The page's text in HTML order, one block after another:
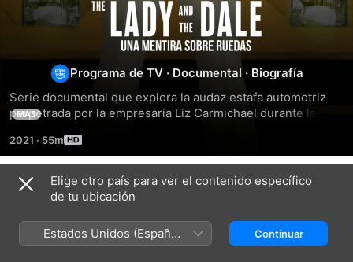
The
Lady
and
Dale:
Una
Mentira
Programa de TV · Documental · Biografía
Serie documental que explora la audaz estafa automotriz
perpetrada por la empresaria Liz Carmichael durante la
MÁS
2021 · 55m
Temporada 1
Elige otro país para ver el contenido específico
de tu ubicación
Estados Unidos (Español
México)
Continuar